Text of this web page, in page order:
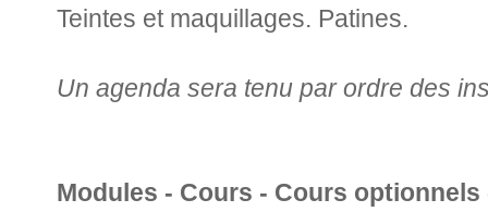
Teintes et maquillages. Patines.
Un agenda sera tenu par ordre des
Modules - Cours - Cours